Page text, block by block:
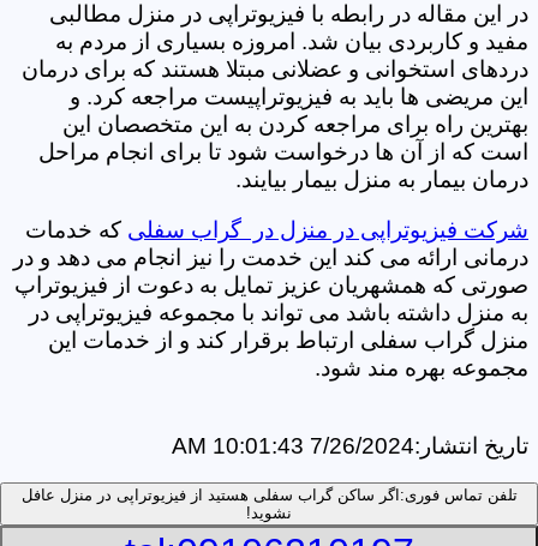
در این مقاله در رابطه با فیزیوتراپی در منزل مطالبی
مفید و کاربردی بیان شد. امروزه بسیاری از مردم به
دردهای استخوانی و عضلانی مبتلا هستند که برای درمان
این مریضی ها باید به فیزیوتراپیست مراجعه کرد. و
بهترین راه برای مراجعه کردن به این متخصصان این
است که از آن ها درخواست شود تا برای انجام مراحل
درمان بیمار به منزل بیمار بیایند.
شرکت فیزیوتراپی در منزل در گراب سفلی که خدمات
درمانی ارائه می کند این خدمت را نیز انجام می دهد و در
صورتی که همشهریان عزیز تمایل به دعوت از فیزیوتراپ
به منزل داشته باشد می تواند با مجموعه فیزیوتراپی در
منزل گراب سفلی ارتباط برقرار کند و از خدمات این
مجموعه بهره مند شود.
تاریخ انتشار:7/26/2024 10:01:43 AM
تلفن تماس فوری: اگر ساکن گراب سفلی هستید از فیزیوتراپی در منزل عافل
نشوید!